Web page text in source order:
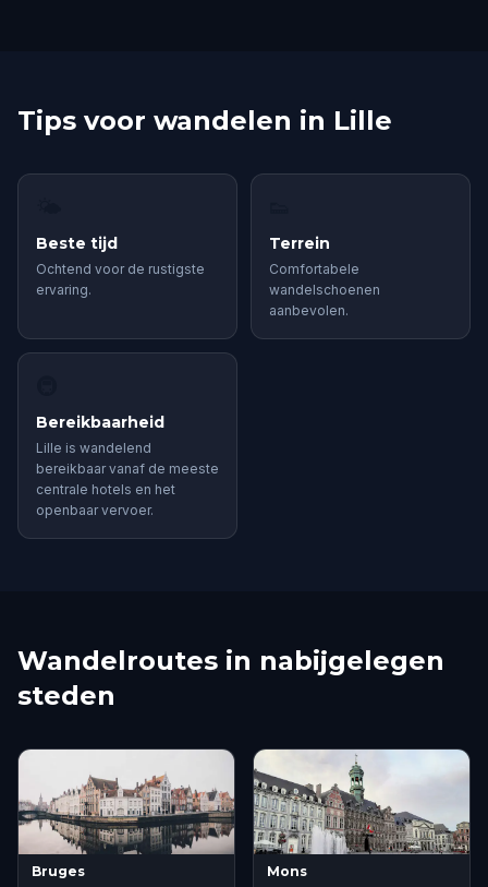
Tips voor wandelen in Lille
Beste tijd
Ochtend voor de rustigste
ervaring.
Terrein
Comfortabele
wandelschoenen
aanbevolen.
Bereikbaarheid
Lille is wandelend
bereikbaar vanaf de meeste
centrale hotels en het
openbaar vervoer.
Wandelroutes in nabijgelegen
steden
Bruges Mons